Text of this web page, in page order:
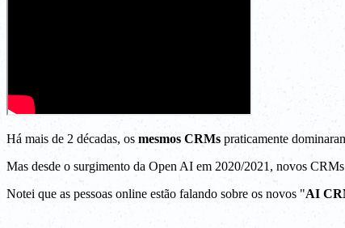
Há mais de 2 décadas, os mesmos CRMs praticamente
Mas desde o surgimento da Open AI em 2020/2021, novos
Notei que as pessoas online estão falando sobre os novos "AI